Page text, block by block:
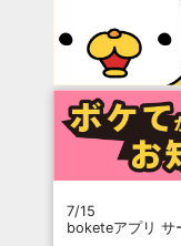
7/15
boketeアプリ サ